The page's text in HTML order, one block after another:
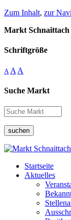
Zum Inhalt, zur
Markt Schnaittach
Schriftgröße
A A A
Suche Markt
suchen
Startseite
Aktuelles